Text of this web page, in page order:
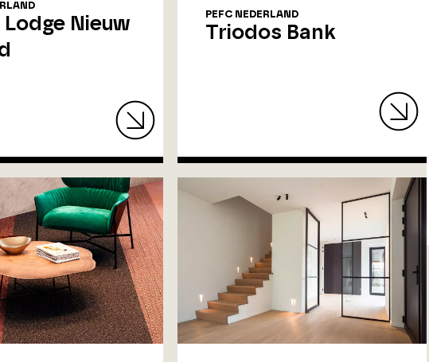
Lodge Nieuw
PEFC NEDERLAND
Triodos Bank